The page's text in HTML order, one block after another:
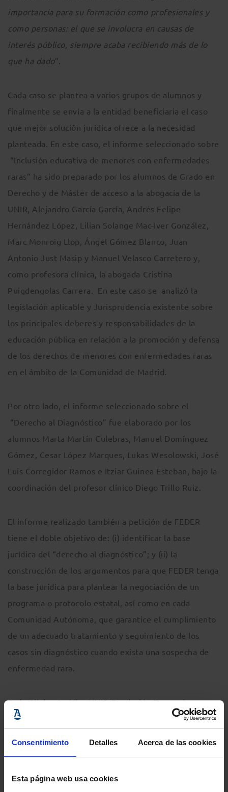
Consentimiento Detalles Acerca de las cookies
Esta página web usa cookies
importancia para su formación como profesionales y
como personas: el que se involucra en causas de
interés público, siempre acaba recibiendo más de lo
que ha dado”.
Cada caso se plantea a varios grupos de alumnos y
finalmente se envía a la entidad beneficiaria el caso
que mejor solución jurídica ofrece a la necesidad
planteada. En este caso, el informe seleccionado sobre
“Inclusión educativa de menores con enfermedades
raras” ha sido preparado por los alumnos de Grado en
Derecho y de Máster de acceso a la abogacía de la
UNIR, Alejandro García García, Andrés Felipe
Hernández López, Lilian Solange Mac-Iver González,
Marc Monroig Llop, Ángel Gómez Blanco, Juan
Antonio Just Masip y Manuel Velasco Carretero y,
como profesora clínica, la abogada Cristina
Puigdengolas Carrera. En este caso se analizó la
legislación aplicable y Jurisprudencia existente sobre
los principales deberes y responsabilidades de la
educación pública en relación a la promoción y defensa
de los derechos de menores con enfermedades raras
en el ámbito de la Comunidad de Madrid.
Por otro lado, el informe seleccionado sobre el
“Derecho al Diagnóstico” fue elaborado por los
alumnos Marta Martín Culebras, Manuel Domínguez
Gómez, Cesar López Marques, Lukas Wesolowski, José
Luis Corregidor Ramos e Itziar Guinea Esteban, bajo la
coordinación del profesor clínico Diego Trillo Ruiz.
El informe realizado también a petición de FEDER
tiene el doble objetivo de: (i) identificar la base
jurídica del “derecho al diagnóstico”; y (ii) la
construcción de los argumentos para que FEDER tenga
la base jurídica para plantear la negociación de un
programa o protocolo estatal, así como en cada
Comunidad Autónoma, que garantice el cumplimiento
de un adecuado tratamiento y seguimiento de los
casos sin diagnóstico cuando exista una sospecha de
enfermedad rara.
En la Clínica Jurídica UNIR-Fundación Fernando
Pombo, la primera on-line creada en España, se
Clínica jurídica en 2013, se han resuelto 35 casos,